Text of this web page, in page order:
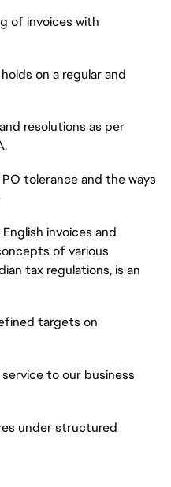
of invoices with
on a regular and
resolutions as per
tolerance and the ways
invoices and
of various
tax regulations, is an
targets on
to our business
under structured